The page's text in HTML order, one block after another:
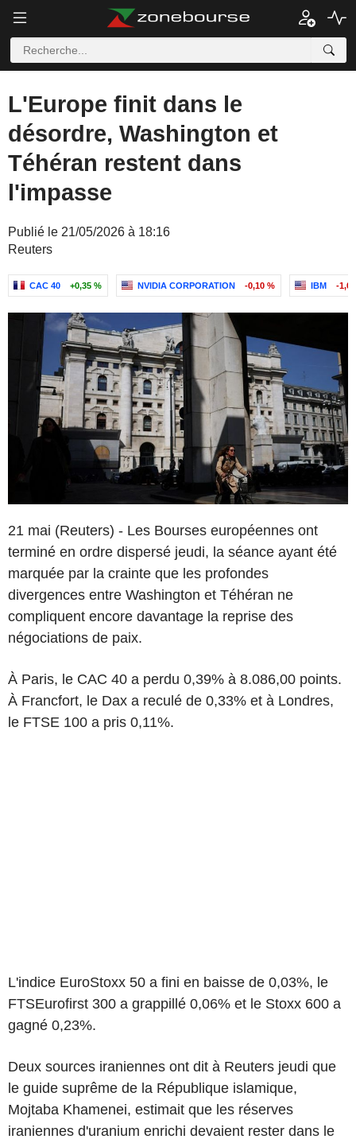
L'Europe finit dans le
désordre, Washington et
Téhéran restent dans
l'impasse
Publié le 21/05/2026 à 18:16
Reuters
CAC 40 +0,35 % NVIDIA CORPORATION -0,10 % IBM -
21 mai (Reuters) - Les Bourses européennes ont
terminé en ordre dispersé jeudi, la séance ayant été
marquée par la crainte que les profondes
divergences entre Washington et Téhéran ne
compliquent encore davantage la reprise des
négociations de paix.
À Paris, le CAC 40 a perdu 0,39% à 8.086,00 points.
À Francfort, le Dax a reculé de 0,33% et à Londres,
le FTSE 100 a pris 0,11%.
L'indice EuroStoxx 50 a fini en baisse de 0,03%, le
FTSEurofirst 300 a grappillé 0,06% et le Stoxx 600 a
gagné 0,23%.
Deux sources iraniennes ont dit à Reuters jeudi que
le guide suprême de la République islamique,
Mojtaba Khamenei, estimait que les réserves
iraniennes d'uranium enrichi devaient rester dans le